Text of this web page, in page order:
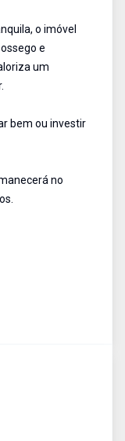
o imóvel
e
um
bem ou investir
no